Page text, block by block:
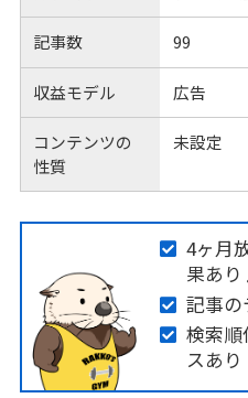
記事数 99
収益モデル 広告
コンテンツの
性質
未設定
4ヶ月
果あ
記事の
検索順
スあり